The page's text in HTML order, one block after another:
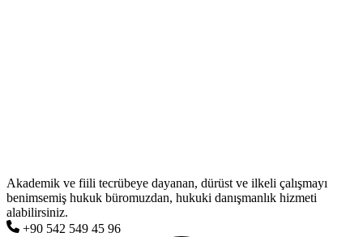
Akademik ve fiili tecrübeye dayanan, dürüst ve ilkeli çalışmayı
benimsemiş hukuk büromuzdan, hukuki danışmanlık hizmeti
alabilirsiniz.
+90 542 549 45 96